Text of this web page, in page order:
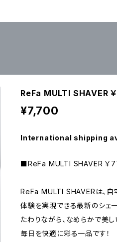
ReFa MULTI SHAVER ￥
¥7,700
International shipping
■ReFa MULTI SHAVER ￥
ReFa MULTI SHAVERは、自
体験を実現できる最新のシェ
たわりながら、なめらかで美
毎日を快適に彩る一品です！